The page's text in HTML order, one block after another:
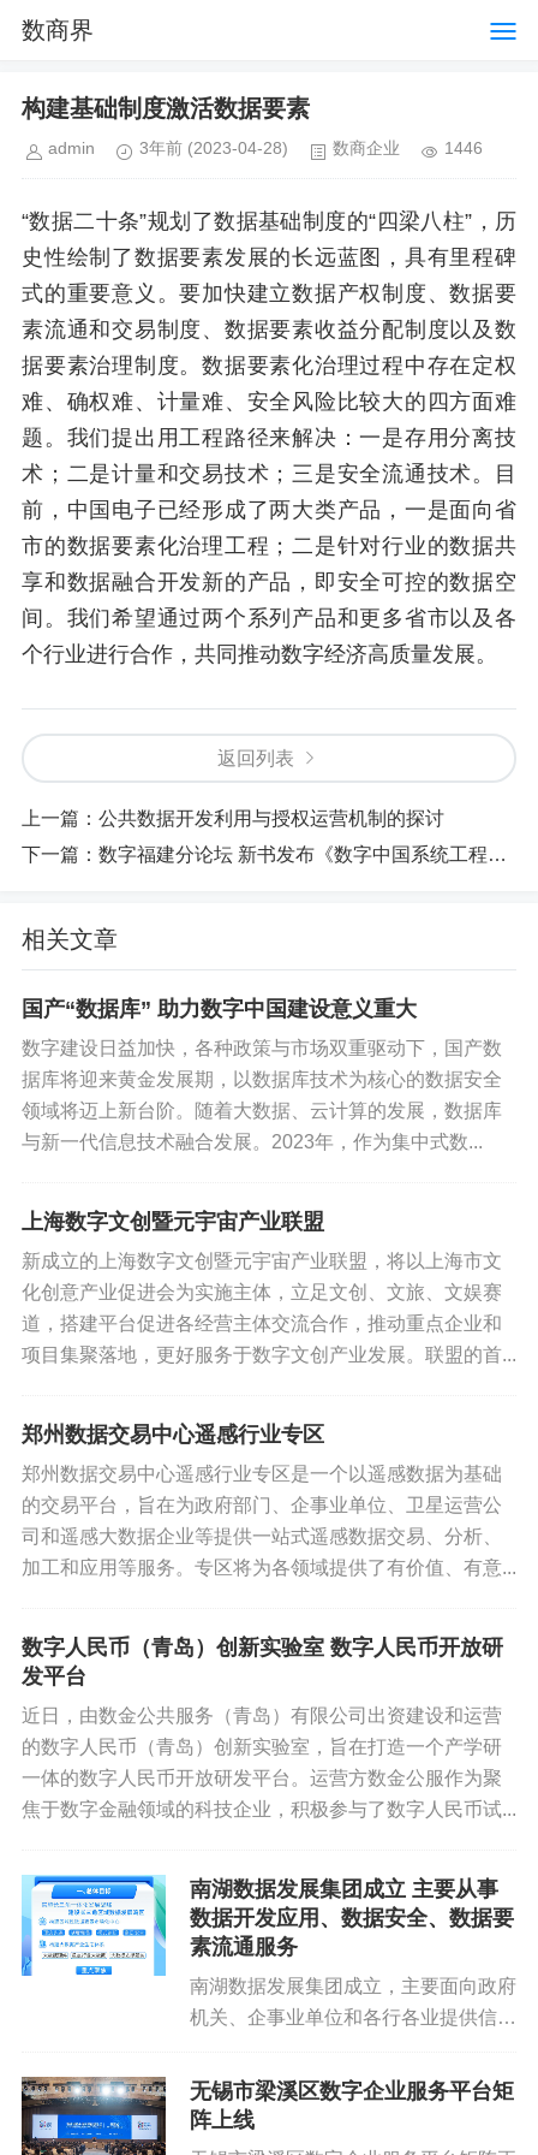
数商界
构建基础制度激活数据要素
admin 3年前 (2023-04-28) 数商企业 1446
“数据二十条”规划了数据基础制度的“四梁八柱”，历
史性绘制了数据要素发展的长远蓝图，具有里程碑
式的重要意义。要加快建立数据产权制度、数据要
素流通和交易制度、数据要素收益分配制度以及数
据要素治理制度。数据要素化治理过程中存在定权
难、确权难、计量难、安全风险比较大的四方面难
题。我们提出用工程路径来解决：一是存用分离技
术；二是计量和交易技术；三是安全流通技术。目
前，中国电子已经形成了两大类产品，一是面向省
市的数据要素化治理工程；二是针对行业的数据共
享和数据融合开发新的产品，即安全可控的数据空
间。我们希望通过两个系列产品和更多省市以及各
个行业进行合作，共同推动数字经济高质量发展。
返回列表
上一篇： 公共数据开发利用与授权运营机制的探讨
下一篇： 数字福建分论坛 新书发布《数字中国系统工程300问》
相关文章
国产“数据库” 助力数字中国建设意义重大
数字建设日益加快，各种政策与市场双重驱动下，国产数
据库将迎来黄金发展期，以数据库技术为核心的数据安全
领域将迈上新台阶。随着大数据、云计算的发展，数据库
与新一代信息技术融合发展。2023年，作为集中式数...
上海数字文创暨元宇宙产业联盟
新成立的上海数字文创暨元宇宙产业联盟，将以上海市文
化创意产业促进会为实施主体，立足文创、文旅、文娱赛
道，搭建平台促进各经营主体交流合作，推动重点企业和
项目集聚落地，更好服务于数字文创产业发展。联盟的首...
郑州数据交易中心遥感行业专区
郑州数据交易中心遥感行业专区是一个以遥感数据为基础
的交易平台，旨在为政府部门、企事业单位、卫星运营公
司和遥感大数据企业等提供一站式遥感数据交易、分析、
加工和应用等服务。专区将为各领域提供了有价值、有意...
数字人民币（青岛）创新实验室 数字人民币开放研
发平台
近日，由数金公共服务（青岛）有限公司出资建设和运营
的数字人民币（青岛）创新实验室，旨在打造一个产学研
一体的数字人民币开放研发平台。运营方数金公服作为聚
焦于数字金融领域的科技企业，积极参与了数字人民币试...
南湖数据发展集团成立 主要从事
数据开发应用、数据安全、数据要
素流通服务
南湖数据发展集团成立，主要面向政府
机关、企事业单位和各行各业提供信息
用、数据安全、数据要素流通服
务。 该集团将围绕数字产业化、产
无锡市梁溪区数字企业服务平台矩
阵上线